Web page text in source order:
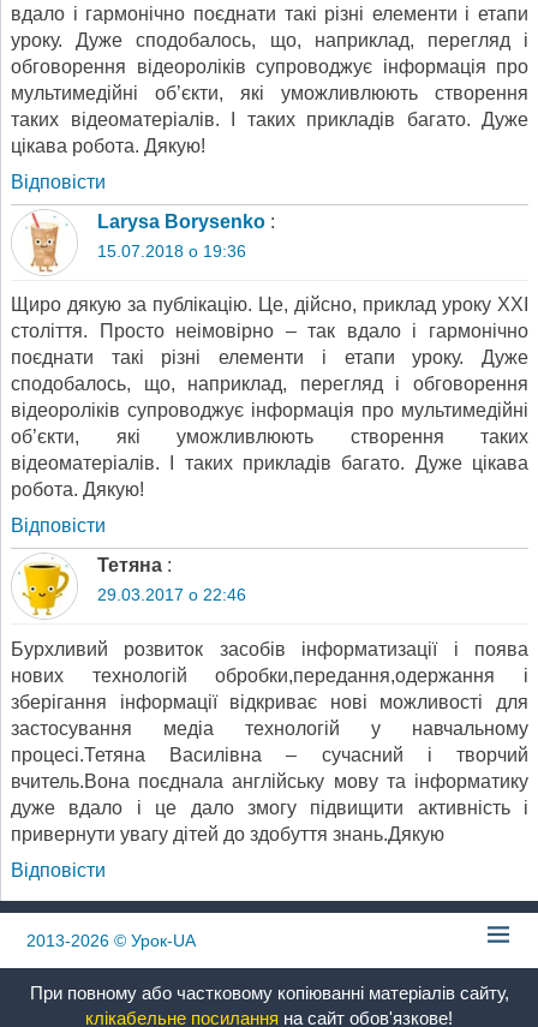
вдало і гармонічно поєднати такі різні елементи і етапи
уроку. Дуже сподобалось, що, наприклад, перегляд і
обговорення відеороліків супроводжує інформація про
мультимедійні об’єкти, які уможливлюють створення
таких відеоматеріалів. І таких прикладів багато. Дуже
цікава робота. Дякую!
Відповіcти
Larysa Borysenko :
15.07.2018 о 19:36
Щиро дякую за публікацію. Це, дійсно, приклад уроку ХХІ
століття. Просто неімовірно – так вдало і гармонічно
поєднати такі різні елементи і етапи уроку. Дуже
сподобалось, що, наприклад, перегляд і обговорення
відеороліків супроводжує інформація про мультимедійні
об’єкти, які уможливлюють створення таких
відеоматеріалів. І таких прикладів багато. Дуже цікава
робота. Дякую!
Відповіcти
Тетяна :
29.03.2017 о 22:46
Бурхливий розвиток засобів інформатизації і поява
нових технологій обробки,передання,одержання і
зберігання інформації відкриває нові можливості для
застосування медіа технологій у навчальному
процесі.Тетяна Василівна – сучасний і творчий
вчитель.Вона поєднала англійську мову та інформатику
дуже вдало і це дало змогу підвищити активність і
привернути увагу дітей до здобуття знань.Дякую
Відповіcти
2013-2026© Урок-UA
При повному або частковому копіюванні матеріалів сайту,
клікабельне посилання на сайт обов'язкове!